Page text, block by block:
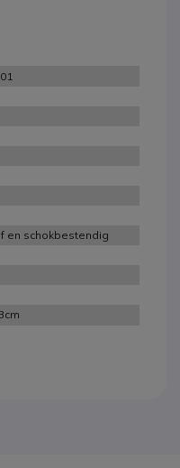
en schokbestendig